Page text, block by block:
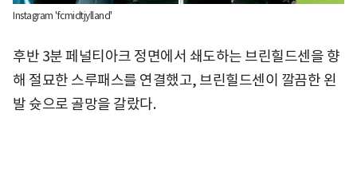
Instagram 'fcmidtjylland'
후반 3분 페널티아크 정면에서 쇄도하는 브린힐드센을 향
해 절묘한 스루패스를 연결했고, 브린힐드센이 깔끔한 왼
발 슛으로 골망을 갈랐다.